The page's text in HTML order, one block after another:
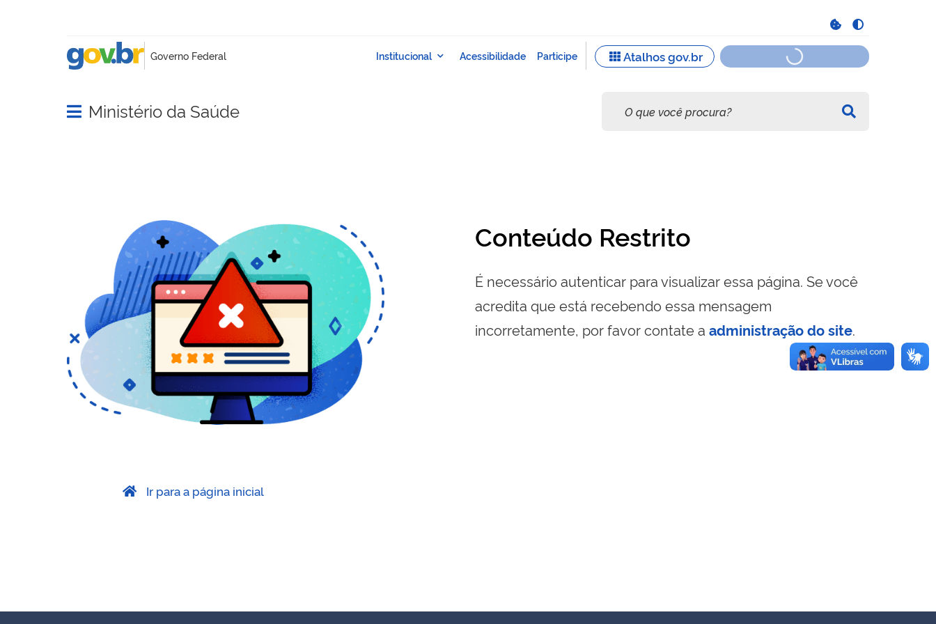
Abrir menu principal de navegação
Ministério da Saúde
Conteúdo Restrito
É necessário autenticar para visualizar essa página. Se você
acredita que está recebendo essa mensagem
incorretamente, por favor contate a administração do site.
Ir para a página inicial